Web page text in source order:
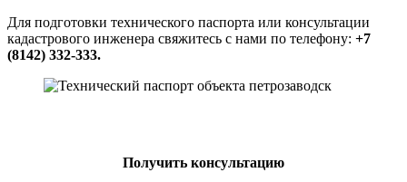
Для подготовки технического паспорта или консультации
кадастрового инженера свяжитесь с нами по телефону: +7
(8142) 332-333.
Получить консультацию